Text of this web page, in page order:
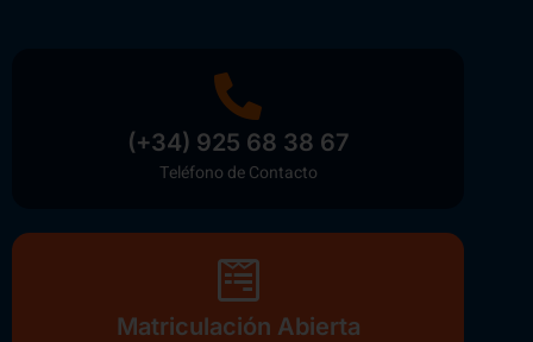
(+34) 925 68 38 67
Teléfono de Contacto
Matriculación Abierta